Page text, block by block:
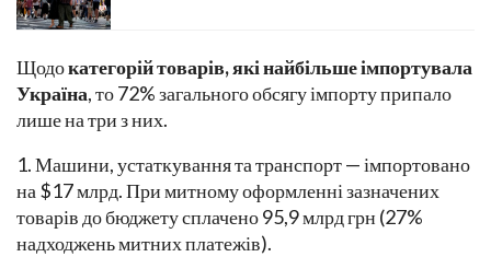
Щодокатегорій товарів, які найбільше імпортувала
Україна, то 72% загального обсягу імпорту припало
лише на три з них.
1. Машини, устаткування та транспорт — імпортовано
на $17 млрд. При митному оформленні зазначених
товарів до бюджету сплачено 95,9 млрд грн (27%
надходжень митних платежів).